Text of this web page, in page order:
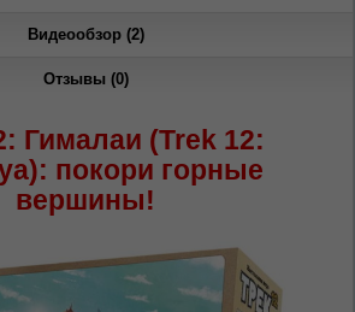
Видеообзор (2)
Отзывы (0)
Гималаи (Trek 12:
покори горные
вершины!
Вы хотите